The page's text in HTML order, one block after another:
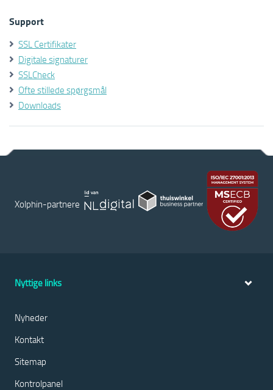
Support
SSL Certifikater
Digitale signaturer
SSLCheck
Ofte stillede spørgsmål
Downloads
Xolphin-partnere
Nyttige links
Nyheder
Kontakt
Sitemap
Kontrolpanel